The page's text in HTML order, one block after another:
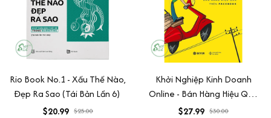
Rio Book No.1 - Xấu Thế Nào,
Đẹp Ra Sao (Tái Bản Lần 6)
$20.99 $25.00
Khởi Nghiệp Kinh Doanh
Online - Bán Hàng Hiệu Quả
Trên Facebook
$27.99 $30.00